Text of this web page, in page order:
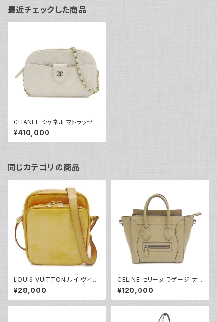
最近チェックした商品
CHANEL シャネル マトラッセ
チェーンショルダーバッグ キャビ
アスキン ココマーク ホワイト A
P3998 Y04792
¥410,000
同じカテゴリの商品
LOUIS VUITTON ルイ ヴィト
ン モノグラム・ヴェルニ ウースタ
ー ショルダーバッグ ローズピン
ク M91037 Y05203
¥28,000
CELINE セリーヌ ラゲージ ナノ
ショッパー ハンドバッグ 2WAY
ショルダーバッグ レザー ベージ
ュ 189243 Y05219
¥120,000